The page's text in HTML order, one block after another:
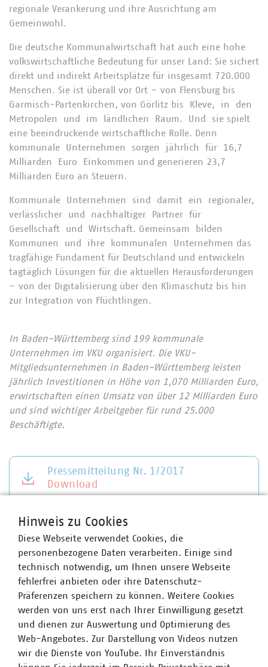
regionale Verankerung und ihre Ausrichtung am
Gemeinwohl.
Die deutsche Kommunalwirtschaft hat auch eine hohe
volkswirtschaftliche Bedeutung für unser Land: Sie sichert
direkt und indirekt Arbeitsplätze für insgesamt 720.000
Menschen. Sie ist überall vor Ort – von Flensburg bis
Garmisch-Partenkirchen, von Görlitz bis Kleve, in den
Metropolen und im ländlichen Raum. Und sie spielt
eine beeindruckende wirtschaftliche Rolle. Denn
kommunale Unternehmen sorgen jährlich für 16,7
Milliarden Euro Einkommen und generieren 23,7
Milliarden Euro an Steuern.
Kommunale Unternehmen sind damit ein regionaler,
verlässlicher und nachhaltiger Partner für
Gesellschaft und Wirtschaft. Gemeinsam bilden
Kommunen und ihre kommunalen Unternehmen das
tragfähige Fundament für Deutschland und entwickeln
tagtäglich Lösungen für die aktuellen Herausforderungen
– von der Digitalisierung über den Klimaschutz bis hin
zur Integration von Flüchtlingen.
In Baden-Württemberg sind 199 kommunale
Unternehmen im VKU organisiert. Die VKU-
Mitgliedsunternehmen in Baden-Württemberg leisten
jährlich Investitionen in Höhe von 1,070 Milliarden Euro,
erwirtschaften einen Umsatz von über 12 Milliarden Euro
und sind wichtiger Arbeitgeber für rund 25.000
Beschäftigte.
Pressemitteilung Nr. 1/2017
Download
Hinweis zu Cookies
Diese Webseite verwendet Cookies, die
personenbezogene Daten verarbeiten. Einige sind
technisch notwendig, um Ihnen unsere Webseite
fehlerfrei anbieten oder ihre Datenschutz-
Präferenzen speichern zu können. Weitere Cookies
werden von uns erst nach Ihrer Einwilligung gesetzt
und dienen zur Auswertung und Optimierung des
Web-Angebotes. Zur Darstellung von Videos nutzen
wir die Dienste von YouTube. Ihr Einverständnis